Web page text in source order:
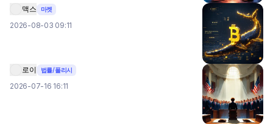
맥스 마켓
2026-08-03 09:11
로이 법률/폴리시
2026-07-16 16:11